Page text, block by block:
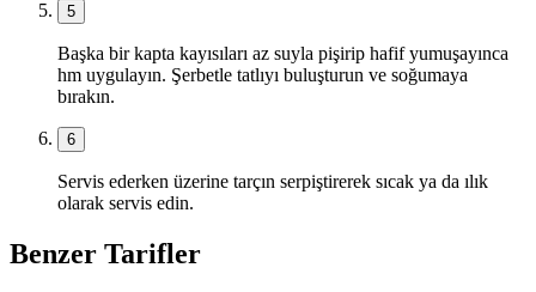
5
Başka bir kapta kayısıları az suyla pişirip hafif yumuşayınca
hm uygulayın. Şerbetle tatlıyı buluşturun ve soğumaya
bırakın.
6
Servis ederken üzerine tarçın serpiştirerek sıcak ya da ılık
olarak servis edin.
Benzer Tarifler